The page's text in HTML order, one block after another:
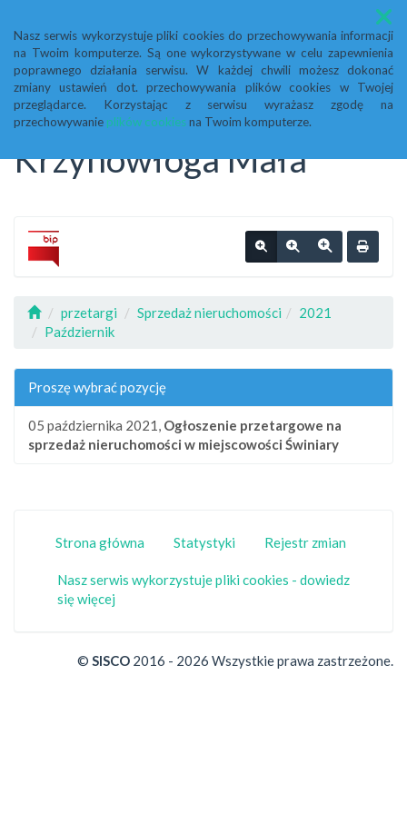
Nasz serwis wykorzystuje pliki cookies do przechowywania informacji
na Twoim komputerze. Są one wykorzystywane w celu zapewnienia
poprawnego działania serwisu. W każdej chwili możesz dokonać
zmiany ustawień dot. przechowywania plików cookies w Twojej
przeglądarce. Korzystając z serwisu wyrażasz zgodę na
przechowywanie plików cookiesna Twoim komputerze.
Menu
Biuletyn Informacji
Publicznej Urząd Gminy
Krzynowłoga Mała
przetargi Sprzedaż nieruchomości
2021
Październik
Proszę wybrać pozycję
05 października 2021, Ogłoszenie przetargowe na
sprzedaż nieruchomości w miejscowości Świniary
Strona główna Statystyki Rejestr zmian
Nasz serwis wykorzystuje pliki cookies - dowiedz
się więcej
© SISCO 2016 - 2026 Wszystkie prawa zastrzeżone.